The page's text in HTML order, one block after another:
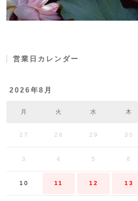
営業日カレンダー
2026年8月
月 火 水 木
27 28 29 30
3 4 5 6
10 11 12 13